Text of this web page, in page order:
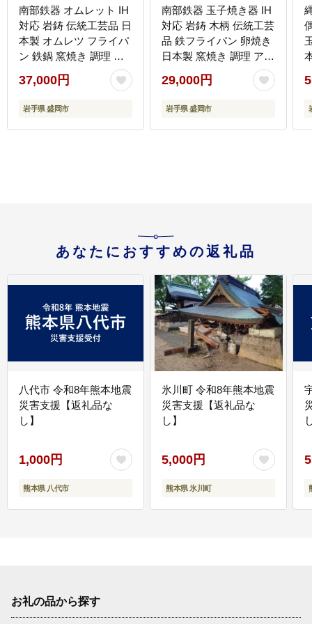
南部鉄器 オムレット IH
対応 岩鋳 伝統工芸品 日
本製 オムレツ フライパ
ン 鉄鍋 窯焼き 調理 ア
ウトドア 職人 直火 ステ
ーキ ハンバーグ 餃子 調
理器具 キッチン用品 キ
品 岩手県 盛岡市 東北
37,000円
岩手県 盛岡市
南部鉄器 玉子焼き器 IH
対応 岩鋳 木柄 伝統工芸
品 鉄フライパン 卵焼き
日本製 窯焼き 調理 アウ
トドア 職人 直火 卵焼き
器 調理器具 キッチン用
品 キッチンツール 食器
答 岩手県 盛岡市 東北
29,000円
岩手県 盛岡市
あなたにおすすめの返礼品
八代市 令和8年熊本地震
災害支援【返礼品な
し】
1,000円
熊本県 八代市
氷川町 令和8年熊本地震
災害支援【返礼品な
し】
5,000円
熊本県 氷川町
お礼の品から探す